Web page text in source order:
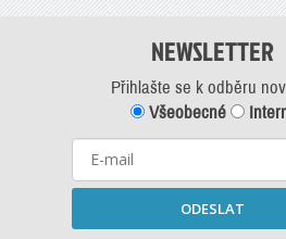
NEWSLETTER
Přihlašte se k odběru
Všeobecné
ODESLAT